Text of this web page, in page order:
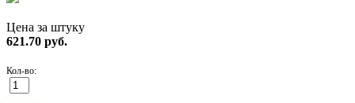
Цена за штуку
621.70 руб.
Кол-во: